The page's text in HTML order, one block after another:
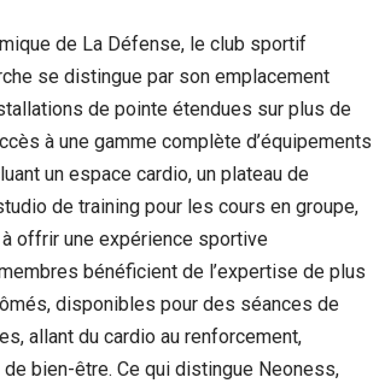
de La Défense, le club sportif
se distingue par son emplacement
de pointe étendues sur plus de
à une gamme complète d’équipements
un espace cardio, un plateau de
de training pour les cours en groupe,
à offrir une expérience sportive
bénéficient de l’expertise de plus
disponibles pour des séances de
allant du cardio au renforcement,
de bien-être. Ce qui distingue Neoness,